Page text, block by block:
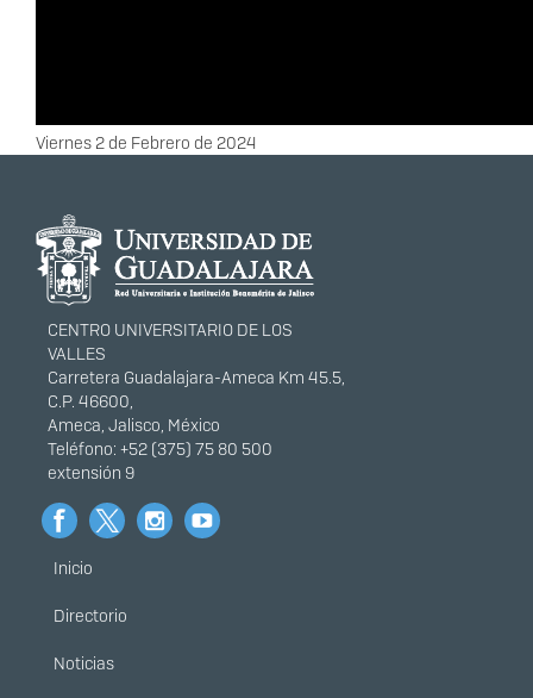
Fecha
Viernes 2 de Febrero de 2024
Información del
portal
CENTRO UNIVERSITARIO DE LOS
VALLES
Carretera Guadalajara-Ameca Km 45.5,
C.P. 46600,
Ameca, Jalisco, México
Teléfono: +52 (375) 75 80 500
extensión 9
Menú
principal
Inicio
Directorio
Noticias